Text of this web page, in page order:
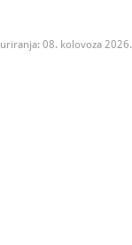
08. kolovoza 2026.